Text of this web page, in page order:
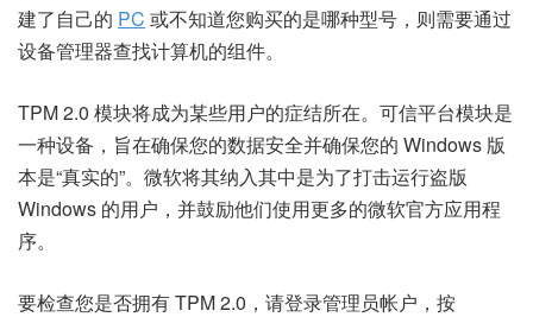
建了自己的 PC 或不知道您购买的是哪种型号，则需要通过
设备管理器查找计算机的组件。
TPM 2.0 模块将成为某些用户的症结所在。可信平台模块是
一种设备，旨在确保您的数据安全并确保您的 Windows 版
本是“真实的”。微软将其纳入其中是为了打击运行盗版
Windows 的用户，并鼓励他们使用更多的微软官方应用程
序。
要检查您是否拥有 TPM 2.0，请登录管理员帐户，按